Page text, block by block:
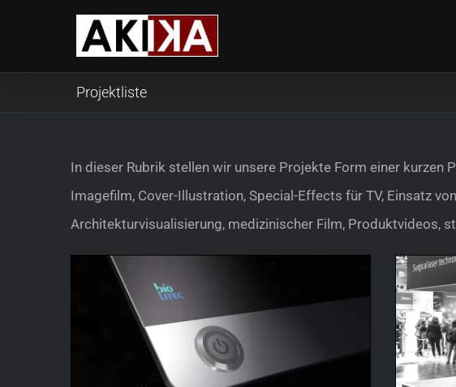
content
Projektliste
In dieser Rubrik stellen wir unsere Projekte Form einer kurzen
Imagefilm, Cover-Illustration, Special-Effects für TV, Einsatz
Architekturvisualisierung, medizinischer Film, Produktvideos,